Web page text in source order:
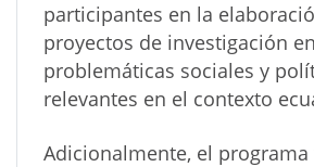
participantes en la
proyectos de investigación
problemáticas sociales y
relevantes en el contexto
Adicionalmente, el